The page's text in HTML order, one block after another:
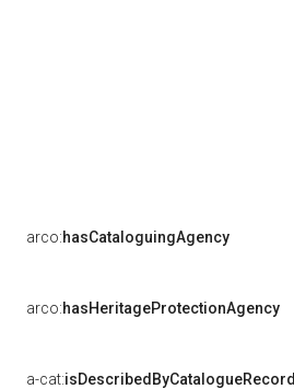
arco:hasCataloguingAgency
arco:hasHeritageProtectionAgency
a-cat:isDescribedByCatalogueRecord